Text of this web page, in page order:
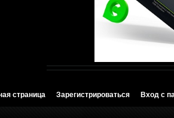
страница Зарегистрироваться Вход с